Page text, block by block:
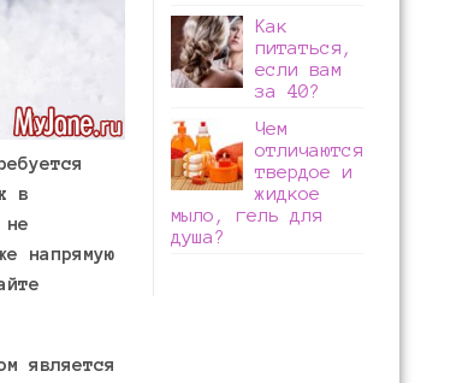
в
не
напрямую
является
Как
питаться,
если вам
за 40?
Чем
отличаются
твердое и
жидкое
мыло, гель для
душа?